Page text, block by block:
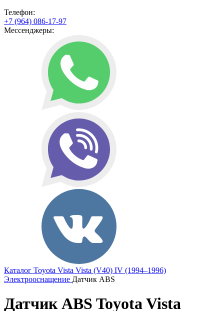
Телефон:
+7 (964) 086-17-97
Мессенджеры:
Каталог Toyota Vista Vista (V40) IV (1994–1996)
Электрооснащение Датчик ABS
Датчик ABS Toyota Vista